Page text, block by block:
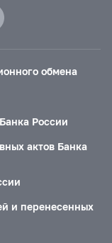
обмена
России
актов Банка
и перенесенных